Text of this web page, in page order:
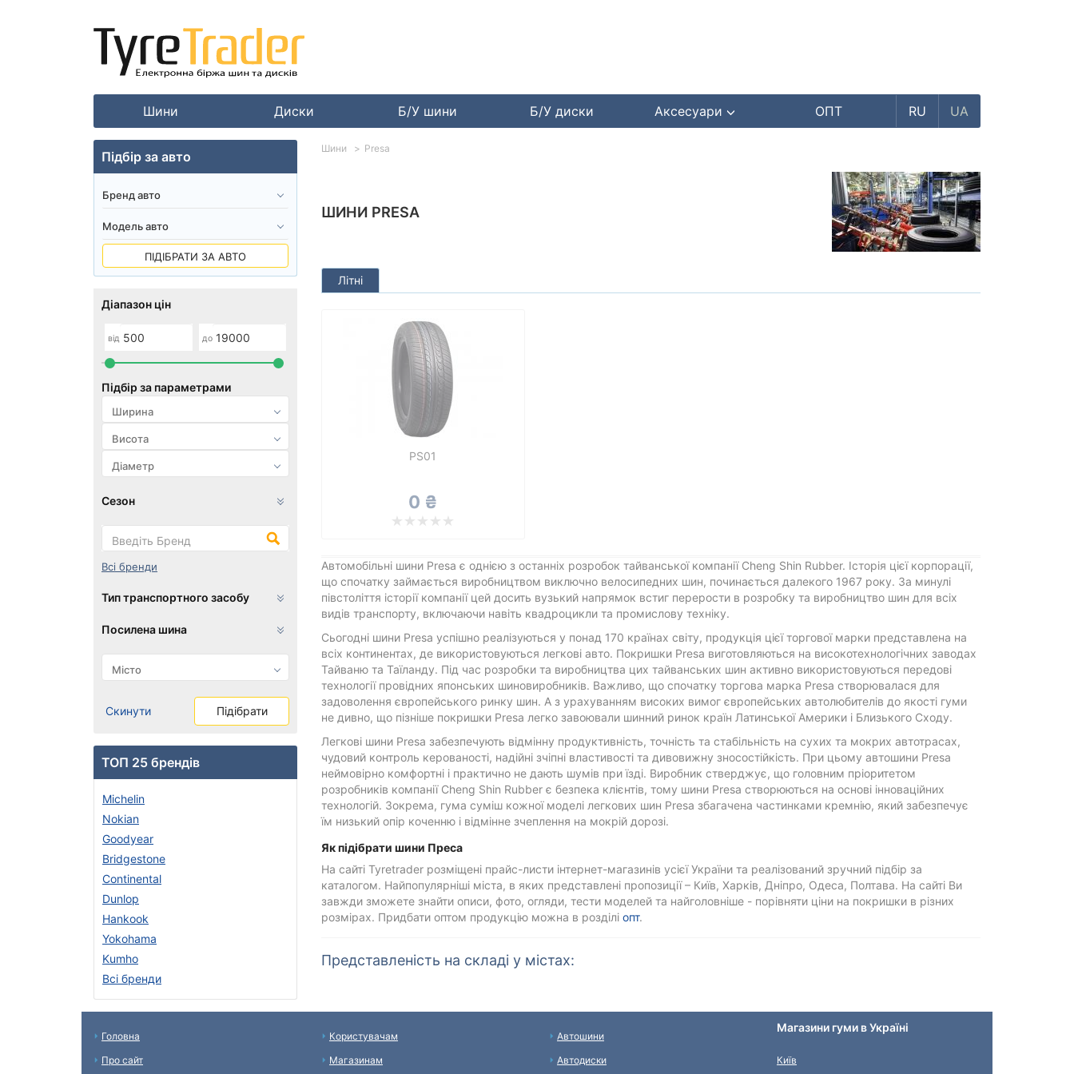
Шини Диски Б/У шини Б/У диски Аксесуари ОПТ RU UA
ШИНИ PRESA
Літні
PS01
0 ₴
Автомобільні шини Presa є однією з останніх розробок тайванської компанії Cheng Shin Rubber. Історія цієї корпорації,
що спочатку займається виробництвом виключно велосипедних шин, починається далекого 1967 року. За минулі
півстоліття історії компанії цей досить вузький напрямок встиг перерости в розробку та виробництво шин для всіх
видів транспорту, включаючи навіть квадроцикли та промислову техніку.
Сьогодні шини Presa успішно реалізуються у понад 170 країнах світу, продукція цієї торгової марки представлена на
всіх континентах, де використовуються легкові авто. Покришки Presa виготовляються на високотехнологічних заводах
Тайваню та Таїланду. Під час розробки та виробництва цих тайванських шин активно використовуються передові
технології провідних японських шиновиробників. Важливо, що спочатку торгова марка Presa створювалася для
задоволення європейського ринку шин. А з урахуванням високих вимог європейських автолюбителів до якості гуми
не дивно, що пізніше покришки Presa легко завоювали шинний ринок країн Латинської Америки і Близького Сходу.
Легкові шини Presa забезпечують відмінну продуктивність, точність та стабільність на сухих та мокрих автотрасах,
чудовий контроль керованості, надійні зчіпні властивості та дивовижну зносостійкість. При цьому автошини Presa
неймовірно комфортні і практично не дають шумів при їзді. Виробник стверджує, що головним пріоритетом
розробників компанії Cheng Shin Rubber є безпека клієнтів, тому шини Presa створюються на основі інноваційних
технологій. Зокрема, гума суміш кожної моделі легкових шин Presa збагачена частинками кремнію, який забезпечує
їм низький опір коченню і відмінне зчеплення на мокрій дорозі.
Як підібрати шини Преса
На сайті Tyretrader розміщені прайс-листи інтернет-магазинів усієї України та реалізований зручний підбір за
каталогом. Найпопулярніші міста, в яких представлені пропозиції – Київ, Харків, Дніпро, Одеса, Полтава. На сайті Ви
завжди зможете знайти описи, фото, огляди, тести моделей та найголовніше - порівняти ціни на покришки в різних
розмірах. Придбати оптом продукцію можна в розділі опт.
Представленість на складі у містах:
Шини Presa
Підбір за авто
ПІДІБРАТИ ЗА АВТО
Діапазон цін
від до
Підбір за параметрами
Сезон
Всі бренди
Тип транспортного засобу
Посилена шина
Скинути Підібрати
ТОП 25 брендів
Michelin
Nokian
Goodyear
Bridgestone
Continental
Dunlop
Hankook
Yokohama
Kumho
Всі бренди
Головна
Про сайт
Користувачам
Магазинам
Автошини
Автодиски
Магазини гуми в Україні
Київ